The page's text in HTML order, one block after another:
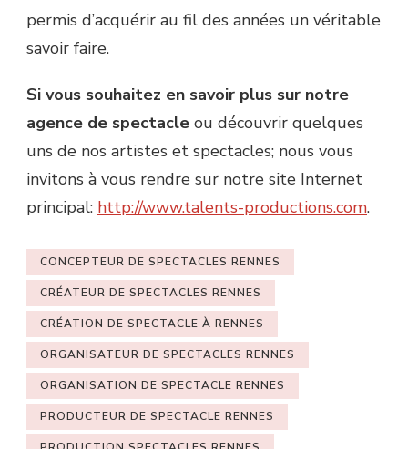
permis d’acquérir au fil des années un véritable
savoir faire.
Si vous souhaitez en savoir plus sur notre
agence de spectacle ou découvrir quelques
uns de nos artistes et spectacles; nous vous
invitons à vous rendre sur notre site Internet
principal: http://www.talents-productions.com.
CONCEPTEUR DE SPECTACLES RENNES
CRÉATEUR DE SPECTACLES RENNES
CRÉATION DE SPECTACLE À RENNES
ORGANISATEUR DE SPECTACLES RENNES
ORGANISATION DE SPECTACLE RENNES
PRODUCTEUR DE SPECTACLE RENNES